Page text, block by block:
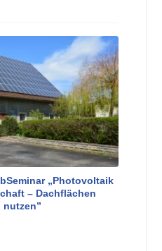
„Photovoltaik
– Dachflächen